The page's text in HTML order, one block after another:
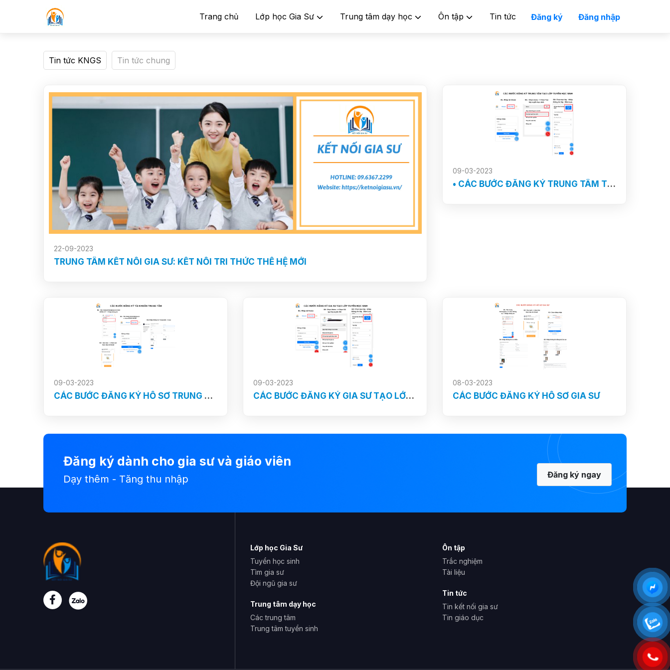
Đăng ký Đăng nhập
Trang chủ Lớp học Gia Sư Trung tâm dạy học Ôn tập Tin tức
Tin tức KNGS Tin tức chung
22-09-2023
TRUNG TÂM KẾT NỐI GIA SƯ: KẾT NỐI TRI THỨC THẾ HỆ MỚI
09-03-2023
• CÁC BƯỚC ĐĂNG KÝ TRUNG TÂM TẠO LỚP TÌM HỌC SINH
09-03-2023
CÁC BƯỚC ĐĂNG KÝ HỒ SƠ TRUNG TÂM
09-03-2023
CÁC BƯỚC ĐĂNG KÝ GIA SƯ TẠO LỚP TUYỂN HỌC SINH
08-03-2023
CÁC BƯỚC ĐĂNG KÝ HỒ SƠ GIA SƯ
Đăng ký dành cho gia sư và giáo viên
Dạy thêm - Tăng thu nhập Đăng ký ngay
Lớp học Gia Sư
Tuyển học sinh
Tìm gia sư
Đội ngũ gia sư
Trung tâm dạy học
Các trung tâm
Trung tâm tuyển sinh
Ôn tập
Trắc nghiệm
Tài liệu
Tin tức
Tin kết nối gia sư
Tin giáo dục